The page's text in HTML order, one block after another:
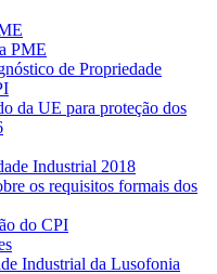
PME
de Propriedade
da UE para proteção dos
Industrial 2018
os requisitos formais dos
do CPI
Industrial da Lusofonia